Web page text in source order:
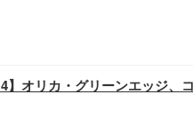
】オリカ・グリーンエッジ